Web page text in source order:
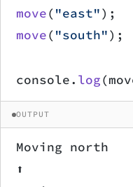
move( "east");
move( "south");
console. log
OUTPUT
Moving north
⬆️